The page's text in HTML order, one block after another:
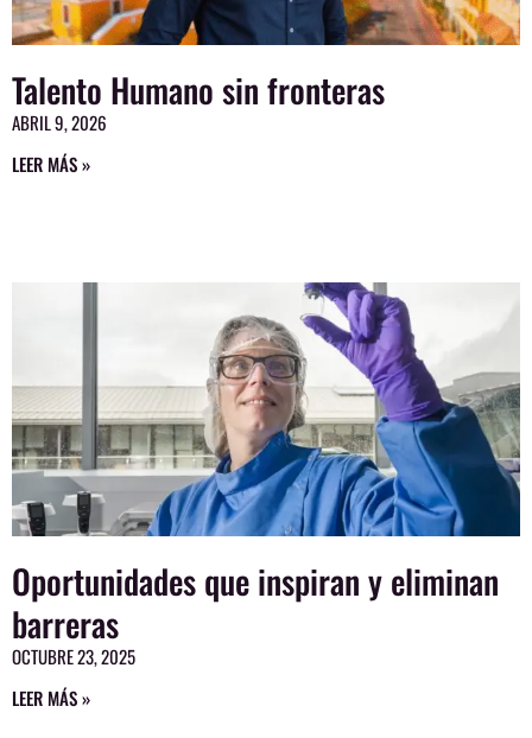
Talento Humano sin fronteras
ABRIL 9, 2026
LEER MÁS »
Oportunidades que inspiran y eliminan
barreras
OCTUBRE 23, 2025
LEER MÁS »